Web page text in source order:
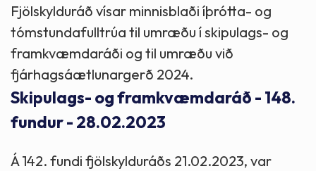
Fjölskylduráð vísar minnisblaði íþrótta- og
tómstundafulltrúa til umræðu í skipulags- og
framkvæmdaráði og til umræðu við
fjárhagsáætlunargerð 2024.
Skipulags- og framkvæmdaráð - 148.
fundur - 28.02.2023
Á 142. fundi fjölskylduráðs 21.02.2023, var